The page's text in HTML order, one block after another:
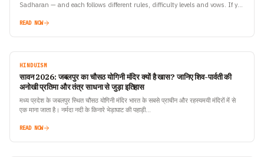
Sadharan — and each follows different rules, difficulty levels and vows. If you
READ NOW
HINDUISM
सावन 2026: जबलपुर का चौसठ योगिनी मंदिर क्यों है खास? जानिए शिव-पार्वती की
अनोखी प्रतिमा और तंत्र साधना से जुड़ा इतिहास
मध्य प्रदेश के जबलपुर स्थित चौसठ योगिनी मंदिर भारत के सबसे प्राचीन और रहस्यमयी मंदिरों में से
एक माना जाता है। नर्मदा नदी के किनारे भेड़ाघाट की पहाड़ी…
READ NOW